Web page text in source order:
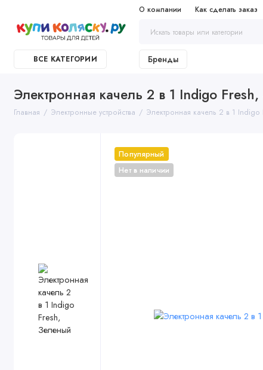
О компании Как сделать заказ
ВСЕ КАТЕГОРИИ Бренды
Электронная качель 2 в 1 Indigo
Главная Электронные устройства Электронная качель 2 в 1
Популярный
Нет в наличии